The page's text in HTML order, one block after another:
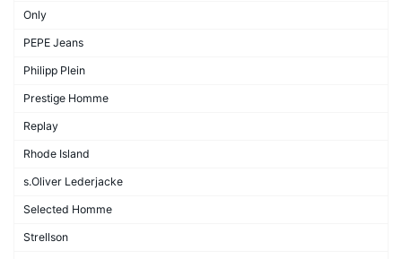
Only
PEPE Jeans
Philipp Plein
Prestige Homme
Replay
Rhode Island
s.Oliver Lederjacke
Selected Homme
Strellson